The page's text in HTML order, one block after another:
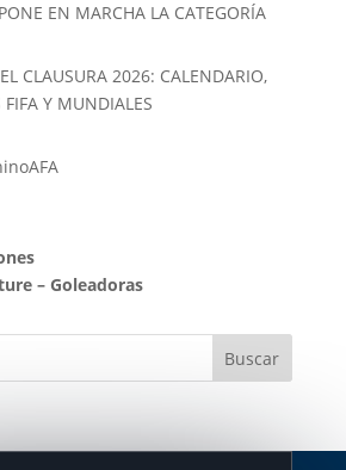
EN MARCHA LA CATEGORÍA
CLAUSURA 2026: CALENDARIO,
FIFA Y MUNDIALES
– Goleadoras